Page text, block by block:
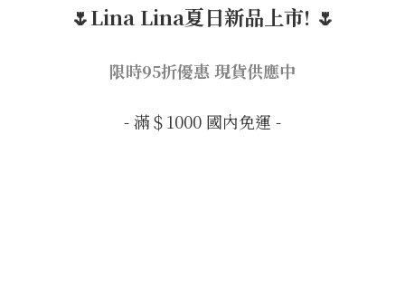
🌷Lina Lina夏日新品上市! 🌷
限時95折優惠 現貨供應中
- 滿＄1000 國內免運 -